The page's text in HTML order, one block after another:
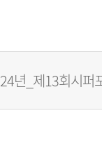
24년_제13회시퍼